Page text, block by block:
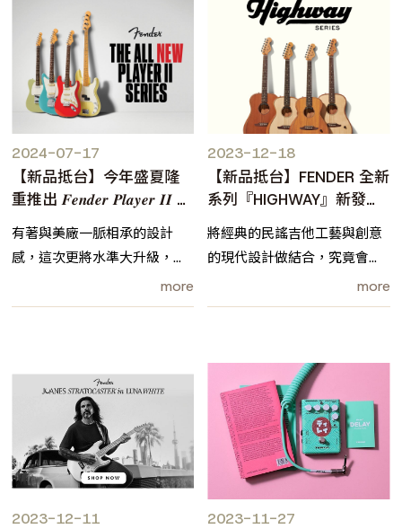
廓與 Starcaster 的階梯式大
型琴頭，不僅在視覺上引人注
目，也在結構與音色上帶來耳
目一新的體驗。
2024-07-17
【新品抵台】今年盛夏隆
重推出 𝑭𝒆𝒏𝒅𝒆𝒓 𝑷𝒍𝒂𝒚𝒆𝒓 𝑰𝑰 全
系列
有著與美廠一脈相承的設計
感，這次更將水準大升級，不
more
2023-12-18
【新品抵台】FENDER 全新
系列『HIGHWAY』新發售
✨
將經典的民謠吉他工藝與創意
的現代設計做結合，究竟會碰
more
2023-12-11 2023-11-27